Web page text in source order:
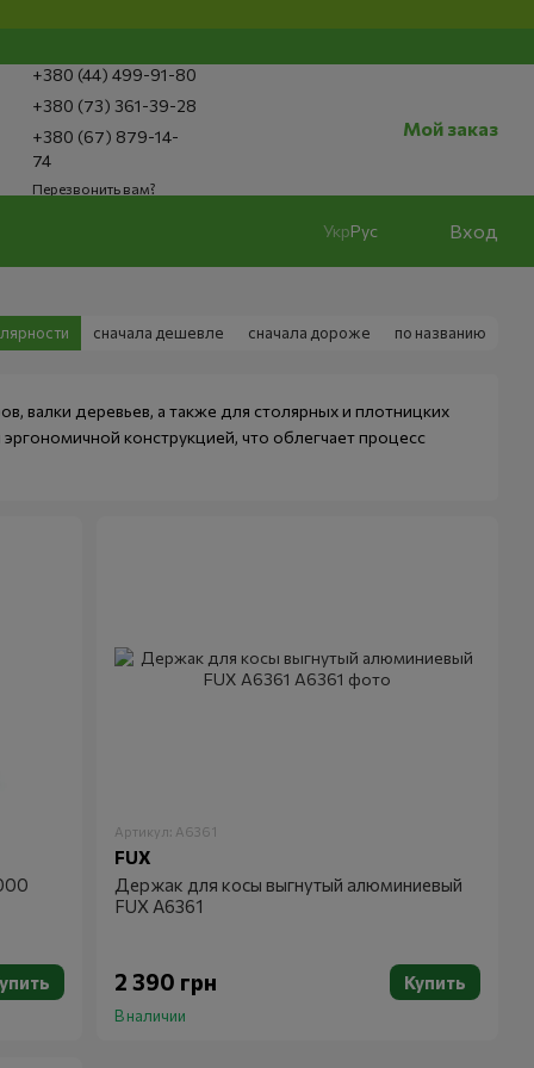
+380 (44) 499-91-80
+380 (73) 361-39-28
+380 (67) 879-14-
74
Перезвонить вам?
Мой заказ
УкрРус Вход
сначала дешевле сначала дороже по названию
валки деревьев, а также для столярных и плотницких
конструкцией, что облегчает процесс
Артикул: A6361
FUX
Держак для косы выгнутый алюминиевый
FUX A6361
2 390 грн Купить
В наличии